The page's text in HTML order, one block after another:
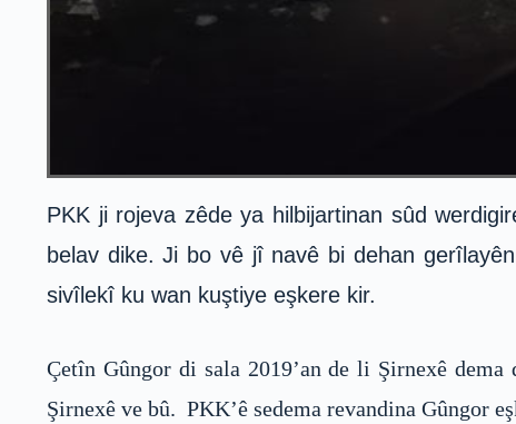
PKK ji rojeva zêde ya hilbijartinan sûd
belav dike. Ji bo vê jî navê bi dehan
sivîlekî ku wan kuştiye eşkere kir.
Çetîn Gûngor di sala 2019’an de li Şirnexê
Şirnexê ve bû. PKK’ê sedema revandina Gûngor